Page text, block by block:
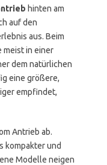
hinten am
auf den
aus. Beim
meist in einer
dem natürlichen
eine größere,
empfindet,
Antrieb ab.
kompakter und
Modelle neigen